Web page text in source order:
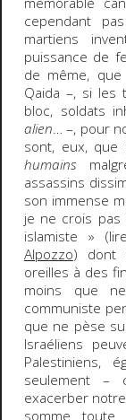
cependant
martiens
puissance de
de même,
Qaida –, si les
bloc, soldats
alien… –, pour
sont, eux, que
humains
assassins
son immense
je ne crois
islamiste »
Alpozzo) dont
oreilles à des
moins que
communiste
que ne pèse
Israéliens
Palestiniens,
seulement –
exacerber
somme toute